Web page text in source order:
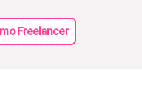
Freelancer